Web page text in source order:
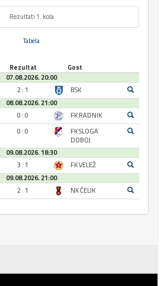
Rezultati 1. kola
Tabela
Rezultat
Gost
07.08.2026. 20:00
2 : 1
BSK
08.08.2026. 21:00
0 : 0
FK RADNIK
0 : 0
FK SLOGA
DOBOJ
09.08.2026. 18:30
3 : 1
FK VELEŽ
09.08.2026. 21:00
2 : 1 NK ČELIK